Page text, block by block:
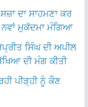
ਦਾ ਸਾਹਮਣਾ ਕਰ
ਮੁਕੱਦਮਾ ਮੰਗਿਆ
ਸਿੰਘ ਦੀ ਅਪੀਲ
ਦੀ ਮੰਗ ਕੀਤੀ
ਪੀੜ੍ਹੀ ਨੂੰ ਕੌਣ